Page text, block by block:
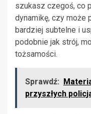
szukasz czegoś, co
dynamikę, czy może
bardziej subtelne i
podobnie jak strój,
tożsamości.
Sprawdź:
przyszłych